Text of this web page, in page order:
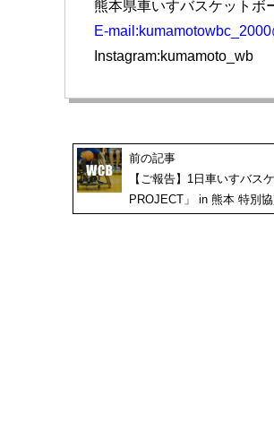
熊本県車いすバスケットボ
E-
Instagram:kumamoto_wb
前の記事
【ご報告】1日車いすバス
PROJECT」 in 熊本 特別